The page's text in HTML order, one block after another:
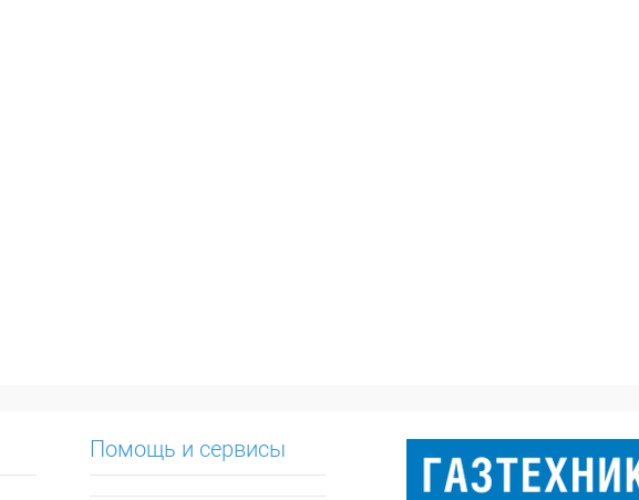
Помощь и сервисы